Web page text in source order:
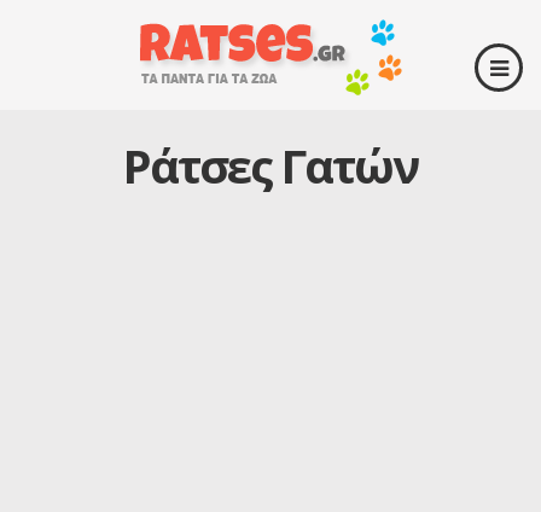
Ράτσες Γατών